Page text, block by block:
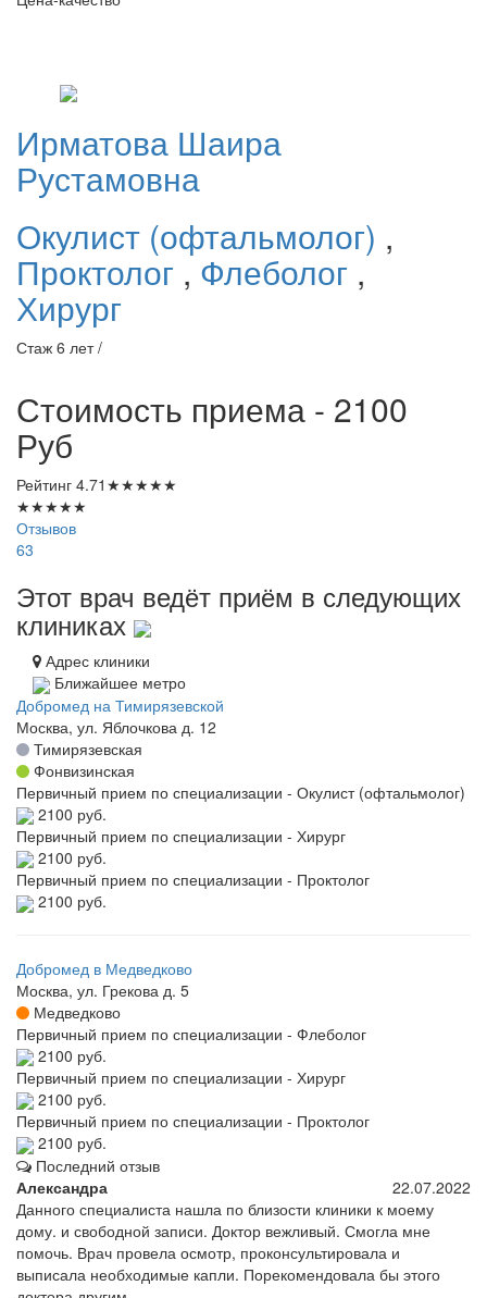
Ирматова Шаира
Рустамовна
Окулист (офтальмолог) ,
Проктолог ,Флеболог ,
Хирург
Стаж 6 лет /
Стоимость приема - 2100
Руб
Рейтинг 4.71 ★★★★★
★★★★★
Отзывов
63
Этот врач ведёт приём в следующих
клиниках
Адрес клиники
Ближайшее метро
Добромед на Тимирязевской
Москва, ул. Яблочкова д. 12
Тимирязевская
Фонвизинская
Первичный прием по специализации - Окулист (офтальмолог)
2100 руб.
Первичный прием по специализации - Хирург
2100 руб.
Первичный прием по специализации - Проктолог
2100 руб.
Добромед в Медведково
Москва, ул. Грекова д. 5
Медведково
Первичный прием по специализации - Флеболог
2100 руб.
Первичный прием по специализации - Хирург
2100 руб.
Первичный прием по специализации - Проктолог
2100 руб.
Последний отзыв
Александра
22.07.2022
Данного специалиста нашла по близости клиники к моему
дому. и свободной записи. Доктор вежливый. Смогла мне
помочь. Врач провела осмотр, проконсультировала и
выписала необходимые капли. Порекомендовала бы этого